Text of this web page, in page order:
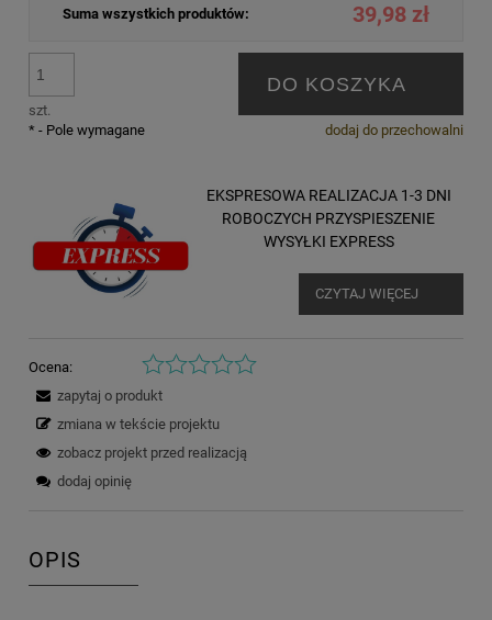
Suma wszystkich produktów: 39,98 zł
szt.
DO KOSZYKA
dodaj do przechowalni
* - Pole wymagane
EKSPRESOWA REALIZACJA 1-3 DNI
ROBOCZYCH PRZYSPIESZENIE
WYSYŁKI EXPRESS
CZYTAJ WIĘCEJ
Ocena:
zapytaj o produkt
zmiana w tekście projektu
zobacz projekt przed realizacją
dodaj opinię
OPIS